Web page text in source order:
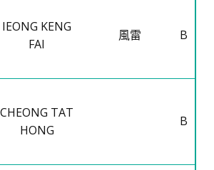
IEONG KENG
FAI
風雷 B
CHEONG TAT
HONG
B